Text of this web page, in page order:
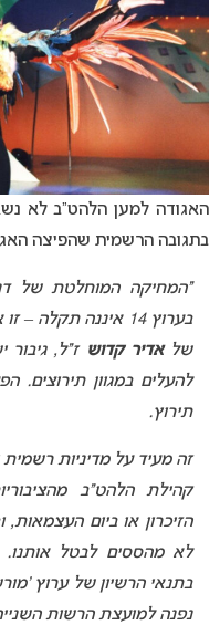
האגודה למען הלהט”ב לא
בתגובה הרשמית שהפיצה
“המחיקה המוחלטת של
בערוץ 14 איננה
שלאדיר קדוש
להעלים במגוון
תירוץ.
קהילת הלהט”ב
הזיכרון או ביום
לא מהססים לבטל
בתנאי הרשיון של ערוץ